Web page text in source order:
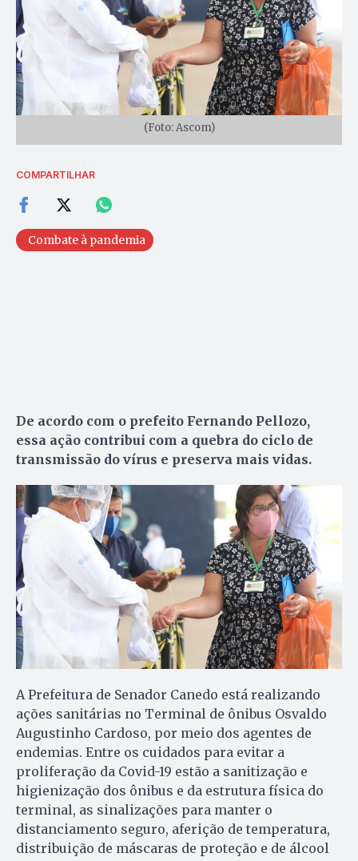
(Foto: Ascom)
COMPARTILHAR
Combate à pandemia
De acordo com o prefeito Fernando Pellozo,
essa ação contribui com a quebra do ciclo de
transmissão do vírus e preserva mais vidas.
A Prefeitura de Senador Canedo está realizando
ações sanitárias no Terminal de ônibus Osvaldo
Augustinho Cardoso, por meio dos agentes de
endemias. Entre os cuidados para evitar a
proliferação da Covid-19 estão a sanitização e
higienização dos ônibus e da estrutura física do
terminal, as sinalizações para manter o
distanciamento seguro, aferição de temperatura,
distribuição de máscaras de proteção e de álcool